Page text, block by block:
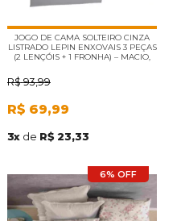
JOGO DE CAMA SOLTEIRO CINZA
LISTRADO LEPIN ENXOVAIS 3 PEÇAS
(2 LENÇÓIS + 1 FRONHA) – MACIO,
R$ 93,99
R$ 69,99
3x de R$ 23,33
6% OFF